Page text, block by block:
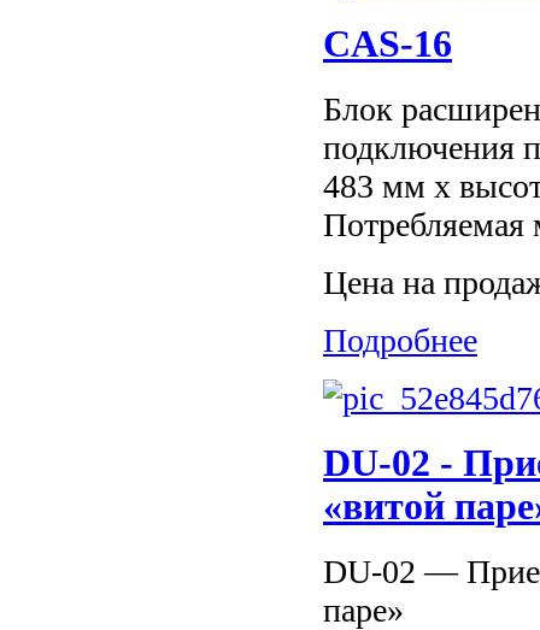
CAS-16
Блок
подключения
483 мм x
Цена на
Подробнее
DU-02 -
«витой
DU-02 —
паре»